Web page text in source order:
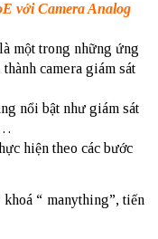
với Camera Analog
một trong những ứng
camera giám sát
nổi bật như giám sát
hiện theo các bước
“ manything”, tiến